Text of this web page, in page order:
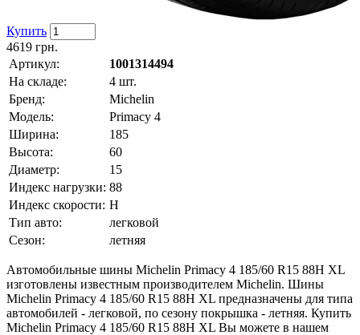
Купить
4619 грн.
Артикул:
1001314494
На складе:
4 шт.
Бренд:
Michelin
Модель:
Primacy 4
Ширина:
185
Высота:
60
Диаметр:
15
Индекс нагрузки: 88
Индекс скорости: H
Тип авто:
легковой
Сезон:
летняя
Автомобильные шины Michelin Primacy 4 185/60 R15 88H XL
изготовлены известным производителем Michelin. Шины
Michelin Primacy 4 185/60 R15 88H XL предназначены для типа
автомобилей - легковой, по сезону покрышка - летняя. Купить
Michelin Primacy 4 185/60 R15 88H XL Вы можете в нашем